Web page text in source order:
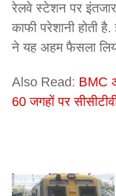
रेलवे स्टेशन पर इंतजार
काफी परेशानी होती
ने यह अहम फैसला
Also Read: BMC
60 जगहों पर